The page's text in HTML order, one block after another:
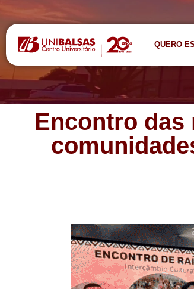
QUERO
Encontro das